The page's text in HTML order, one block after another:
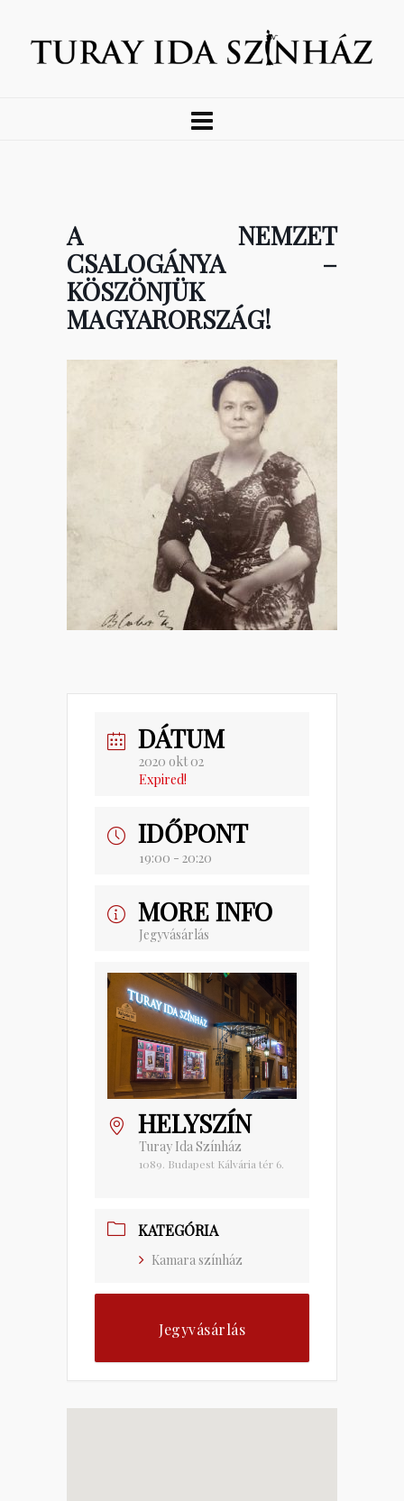
A NEMZET
CSALOGÁNYA –
KÖSZÖNJÜK
MAGYARORSZÁG!
DÁTUM
2020 okt 02
Expired!
IDŐPONT
19:00 - 20:20
MORE INFO
Jegyvásárlás
HELYSZÍN
Turay Ida Színház
1089. Budapest Kálvária tér 6.
KATEGÓRIA
Kamara színház
Jegyvásárlás